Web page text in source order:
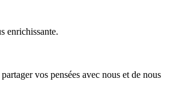
enrichissante.
vos pensées avec nous et de nous